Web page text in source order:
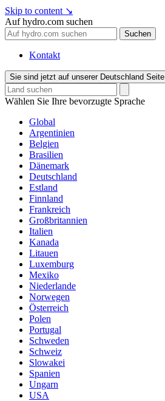
Skip to content ↘
Auf hydro.com suchen
Suchen
Kontakt
Sie sind jetzt auf unserer Deutschland Seite
Wählen Sie Ihre bevorzugte Sprache
Global
Argentinien
Belgien
Brasilien
Dänemark
Deutschland
Estland
Finnland
Frankreich
Großbritannien
Italien
Kanada
Litauen
Luxemburg
Mexiko
Niederlande
Norwegen
Österreich
Polen
Portugal
Schweden
Schweiz
Slowakei
Spanien
Ungarn
USA